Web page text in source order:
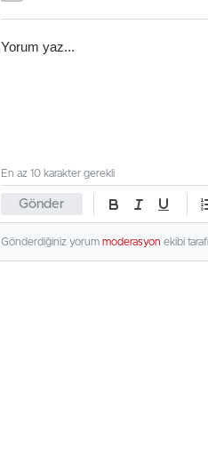
Gönder
En az 10 karakter gerekli
Gönderdiğiniz yorum moderasyon ekibi